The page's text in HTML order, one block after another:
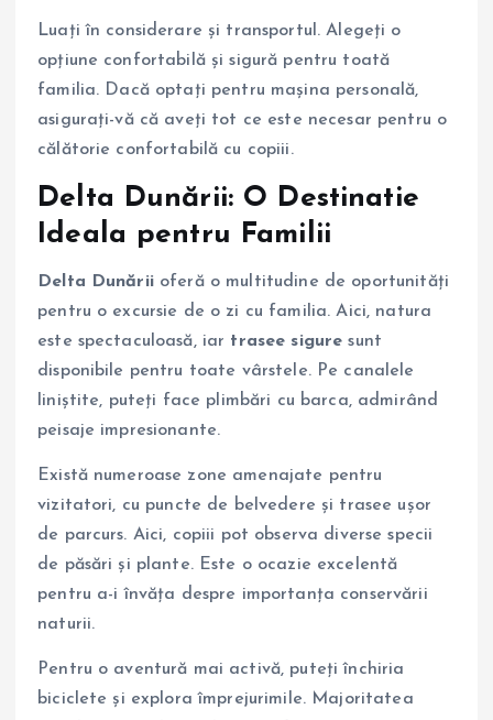
Luați în considerare și transportul. Alegeți o
opțiune confortabilă și sigură pentru toată
familia. Dacă optați pentru mașina personală,
asigurați-vă că aveți tot ce este necesar pentru o
călătorie confortabilă cu copiii.
Delta Dunării: O Destinatie
Ideala pentru Familii
Delta Dunăriioferă o multitudine de oportunități
pentru o excursie de o zi cu familia. Aici, natura
este spectaculoasă, iar trasee sigure sunt
disponibile pentru toate vârstele. Pe canalele
liniștite, puteți face plimbări cu barca, admirând
peisaje impresionante.
Există numeroase zone amenajate pentru
vizitatori, cu puncte de belvedere și trasee ușor
de parcurs. Aici, copiii pot observa diverse specii
de păsări și plante. Este o ocazie excelentă
pentru a-i învăța despre importanța conservării
naturii.
Pentru o aventură mai activă, puteți închiria
biciclete și explora împrejurimile. Majoritatea